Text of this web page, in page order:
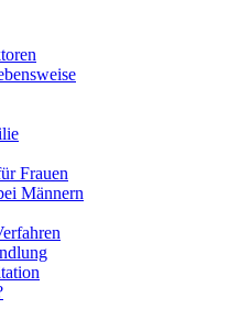
Frauen
Männern